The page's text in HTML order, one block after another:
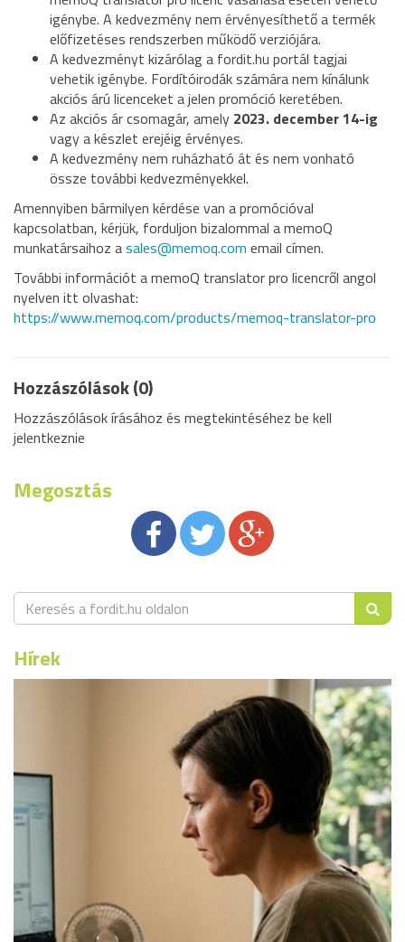
igénybe. A kedvezmény nem érvényesíthető a termék
előfizetéses rendszerben működő verziójára.
A kedvezményt kizárólag a fordit.hu portál tagjai
vehetik igénybe. Fordítóirodák számára nem kínálunk
akciós árú licenceket a jelen promóció keretében.
Az akciós ár csomagár, amely 2023. december 14-ig
vagy a készlet erejéig érvényes.
A kedvezmény nem ruházható át és nem vonható
össze további kedvezményekkel.
Amennyiben bármilyen kérdése van a promócióval
kapcsolatban, kérjük, forduljon bizalommal a memoQ
munkatársaihoz asales@memoq.com email címen.
További információt a memoQ translator pro licencről angol
nyelven itt olvashat:
https://www.memoq.com/products/memoq-translator-pro
Hozzászólások (0)
Hozzászólások írásához és megtekintéséhez be kell
jelentkeznie
Megosztás
Hírek